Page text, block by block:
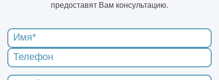
предоставят Вам консультацию.